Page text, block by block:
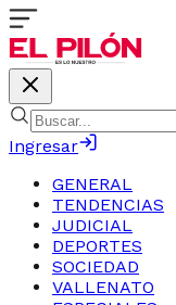
Ingresar
GENERAL
TENDENCIAS
JUDICIAL
DEPORTES
SOCIEDAD
VALLENATO